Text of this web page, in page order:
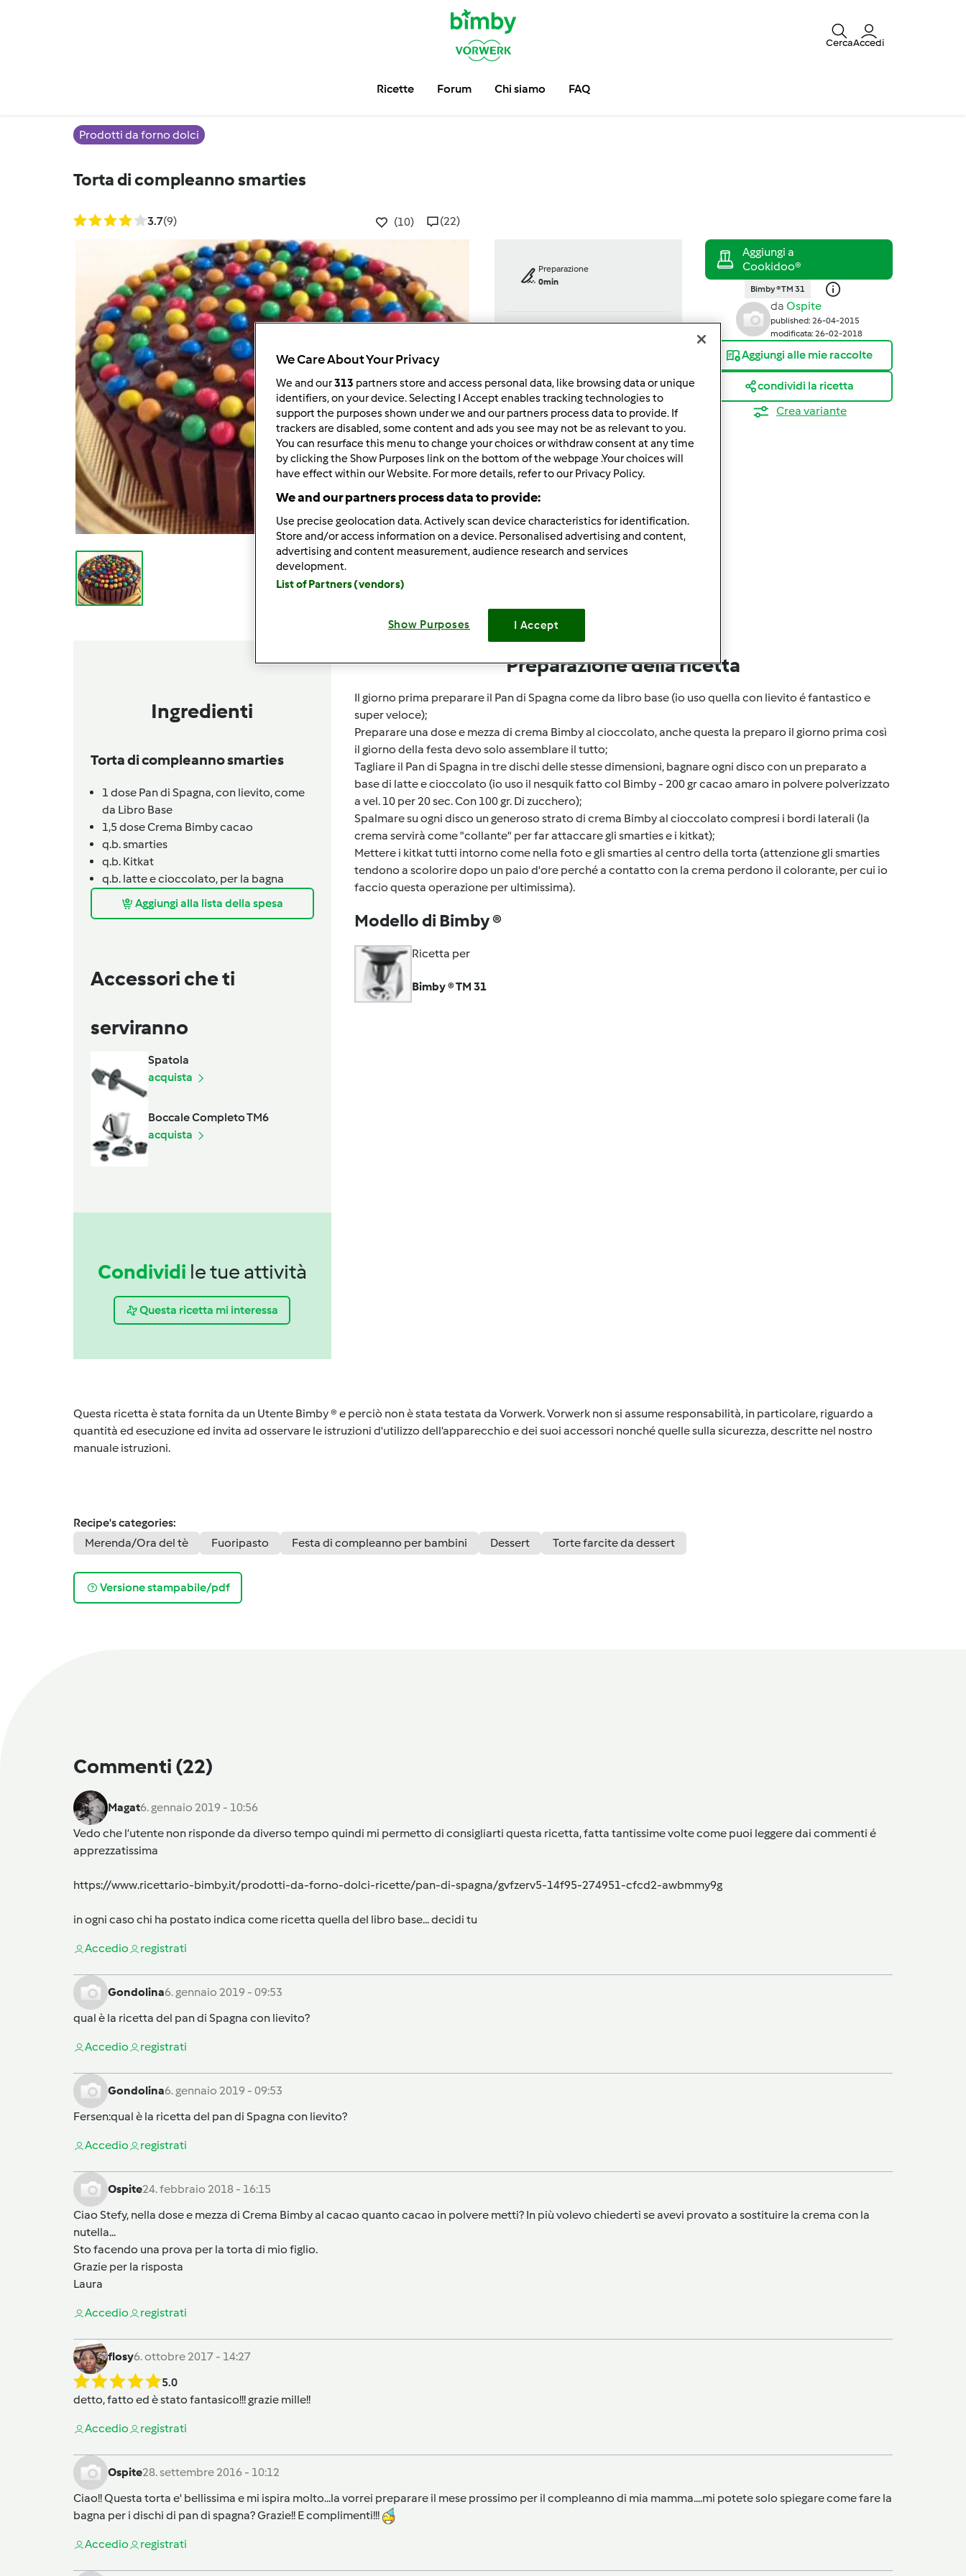
CercaAccedi
Ricette Forum Chi siamo FAQ
Prodotti da forno dolci
Torta di compleanno smarties
3.7(9) (10) (22)
Preparazione
0min
porzione/porzioni
10porzione/porzioni
facile
Bimby ® TM 31
da Ospite
published: 26-04-2015
modificata: 26-02-2018
Aggiungi alle mie raccolte
condividi la ricetta
Crea variante
Ingredienti
Torta di compleanno smarties
1 dose Pan di Spagna,con lievito, come
da Libro Base
1,5 doseCrema Bimby cacao
q.b.smarties
q.b. Kitkat
q.b. latte e cioccolato, per la bagna
Aggiungi alla lista della spesa
Accessori che ti
serviranno
Spatola
acquista
Boccale Completo TM6
acquista
Condividi le tue attività
Questa ricetta mi interessa
Preparazione della ricetta
Il giorno prima preparare il Pan di Spagna come da libro base (io uso quella con lievito é fantastico e
super veloce);
Preparare una dose e mezza di crema Bimby al cioccolato, anche questa la preparo il giorno prima così
il giorno della festa devo solo assemblare il tutto;
Tagliare il Pan di Spagna in tre dischi delle stesse dimensioni, bagnare ogni disco con un preparato a
base di latte e cioccolato (io uso il nesquik fatto col Bimby - 200 gr cacao amaro in polvere polverizzato
a vel. 10 per 20 sec. Con 100 gr. Di zucchero);
Spalmare su ogni disco un generoso strato di crema Bimby al cioccolato compresi i bordi laterali (la
crema servirà come "collante" per far attaccare gli smarties e i kitkat);
Mettere i kitkat tutti intorno come nella foto e gli smarties al centro della torta (attenzione gli smarties
tendono a scolorire dopo un paio d'ore perché a contatto con la crema perdono il colorante, per cui io
faccio questa operazione per ultimissima).
Modello di Bimby ®
Ricetta per
Bimby ® TM 31
Questa ricetta è stata fornita da un Utente Bimby ® e perciò non è stata testata da Vorwerk. Vorwerk non si assume responsabilità, in particolare, riguardo a
quantità ed esecuzione ed invita ad osservare le istruzioni d'utilizzo dell’apparecchio e dei suoi accessori nonché quelle sulla sicurezza, descritte nel nostro
manuale istruzioni.
Recipe's categories:
Merenda/Ora del tè
Fuoripasto Festa di compleanno per bambini Dessert Torte farcite da dessert
Versione stampabile/pdf
Commenti (22)
Magat6. gennaio 2019 - 10:56
Vedo che l’utente non risponde da diverso tempo quindi mi permetto di consigliarti questa ricetta, fatta tantissime volte come puoi leggere dai commenti é
apprezzatissima
https://www.ricettario-bimby.it/prodotti-da-forno-dolci-ricette/pan-di-spagna/gvfzerv5-14f95-274951-cfcd2-awbmmy9g
in ogni caso chi ha postato indica come ricetta quella del libro base... decidi tu
Accedio registrati
Gondolina6. gennaio 2019 - 09:53
qual è la ricetta del pan di Spagna con lievito?
Accedio registrati
Gondolina6. gennaio 2019 - 09:53
Fersen:qual è la ricetta del pan di Spagna con lievito?
Accedio registrati
Ospite24. febbraio 2018 - 16:15
Ciao Stefy, nella dose e mezza di Crema Bimby al cacao quanto cacao in polvere metti? In più volevo chiederti se avevi provato a sostituire la crema con la
nutella...
Sto facendo una prova per la torta di mio figlio.
Grazie per la risposta
Laura
Accedio registrati
flosy6. ottobre 2017 - 14:27
5.0
detto, fatto ed è stato fantasico!!! grazie mille!!
Accedio registrati
Ospite28. settembre 2016 - 10:12
Ciao!! Questa torta e' bellissima e mi ispira molto...la vorrei preparare il mese prossimo per il compleanno di mia mamma....mi potete solo spiegare come fare la
bagna per i dischi di pan di spagna? Grazie!! E complimenti!!!
Accedio registrati
We Care About Your Privacy
We and our313 partners store and access personal data, like browsing data or unique
identifiers, on your device. Selecting I Accept enables tracking technologies to
support the purposes shown under we and our partners process data to provide. If
trackers are disabled, some content and ads you see may not be as relevant to you.
You can resurface this menu to change your choices or withdraw consent at any time
by clicking the Show Purposes link on the bottom of the webpage .Your choices will
have effect within our Website. For more details, refer to our Privacy Policy.
We and our partners process data to provide:
Use precise geolocation data. Actively scan device characteristics for identification.
Store and/or access information on a device. Personalised advertising and content,
advertising and content measurement, audience research and services
development.
List of Partners (vendors)
Show Purposes I Accept